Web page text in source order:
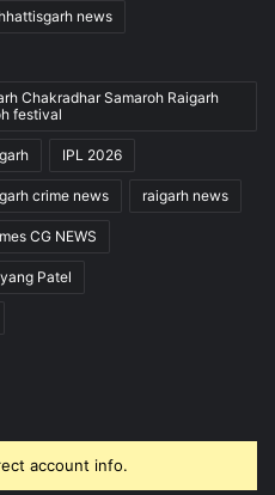
news
Chakradhar Samaroh Raigarh
festival
IPL 2026
crime news raigarh news
CG NEWS
Patel
account info.